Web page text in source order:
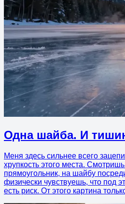
Одна шайба. И
Меня здесь сильнее всего
хрупкость этого места.
прямоугольник, на шайбу
физически чувствуешь, что под
есть риск. От этого картина